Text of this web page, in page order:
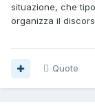
situazione, che
organizza il
Quote